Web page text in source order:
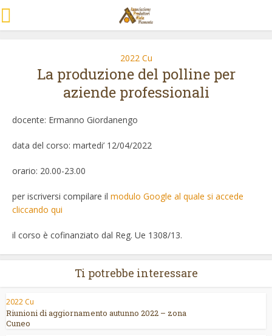
2022 Cu
La produzione del polline per
aziende professionali
docente: Ermanno Giordanengo
data del corso: martedi’ 12/04/2022
orario: 20.00-23.00
per iscriversi compilare il modulo Google al quale si accede
cliccando qui
il corso è cofinanziato dal Reg. Ue 1308/13.
Ti potrebbe interessare
2022 Cu
Riunioni di aggiornamento autunno 2022 – zona
Cuneo